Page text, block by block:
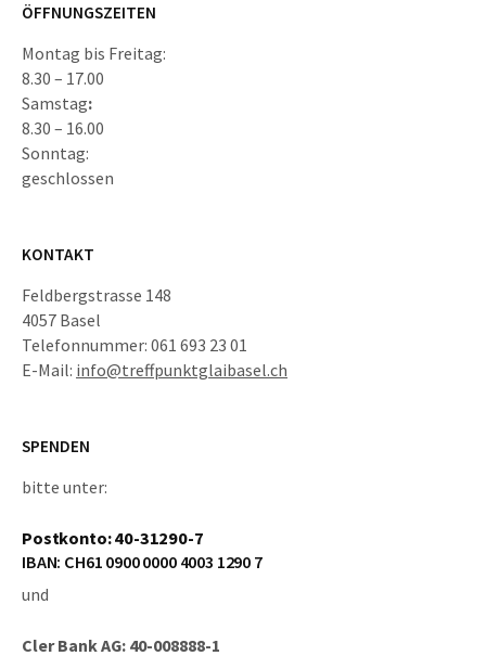
ÖFFNUNGSZEITEN
Montag bis Freitag:
8.30 – 17.00
Samstag:
8.30 – 16.00
Sonntag:
geschlossen
KONTAKT
Feldbergstrasse 148
4057 Basel
Telefonnummer: 061 693 23 01
E-Mail: info@treffpunktglaibasel.ch
SPENDEN
bitte unter:
Postkonto: 40-31290-7
IBAN: CH61 0900 0000 4003 1290 7
und
Cler Bank AG: 40-008888-1